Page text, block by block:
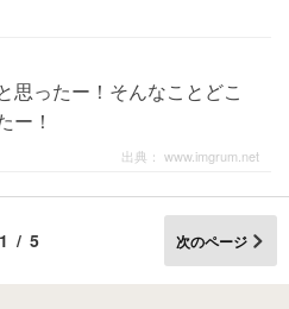
思ったー！そんなことどこ
ー！
出典： www.imgrum.net
1/5 次のページ